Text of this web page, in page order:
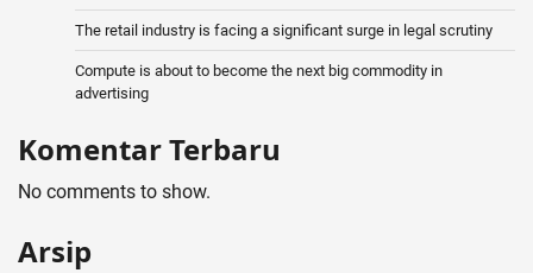
The retail industry is facing a significant surge in legal scrutiny
Compute is about to become the next big commodity in
advertising
Komentar Terbaru
No comments to show.
Arsip